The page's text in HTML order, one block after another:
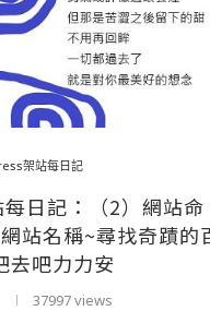
架站每日記
日記：（2）網站命
站名稱~尋找奇蹟的
去吧力力安
37997 views